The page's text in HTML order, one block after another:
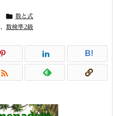
 数と式
数検準2級
B!
